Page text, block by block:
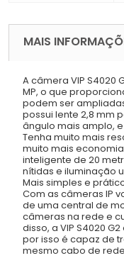
MAIS
A câmera VIP S4020
MP, o que
podem ser
possui lente 2,8 mm
ângulo mais amplo,
Tenha muito mais
muito mais
inteligente de 20
nítidas e iluminação
Mais simples e
Com as câmeras IP
de uma central de
câmeras na rede e
disso, a VIP S4020
por isso é capaz de
mesmo cabo de